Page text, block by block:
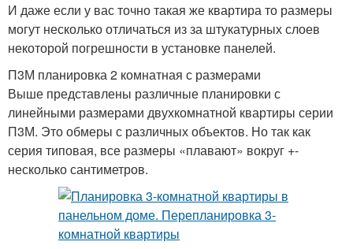
И даже если у вас точно такая же квартира то размеры
могут несколько отличаться из за штукатурных слоев
некоторой погрешности в установке панелей.
П3М планировка 2 комнатная с размерами
Выше представлены различные планировки с
линейными размерами двухкомнатной квартиры серии
П3М. Это обмеры с различных объектов. Но так как
серия типовая, все размеры «плавают» вокруг +-
несколько сантиметров.